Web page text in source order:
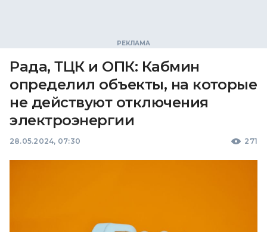
Рада, ТЦК и ОПК: Кабмин
определил объекты, на которые
не действуют отключения
электроэнергии
28.05.2024, 07:30 271